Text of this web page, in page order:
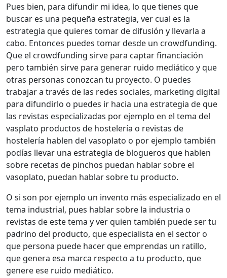
Pues bien, para difundir mi idea, lo que tienes que
buscar es una pequeña estrategia, ver cual es la
estrategia que quieres tomar de difusión y llevarla a
cabo. Entonces puedes tomar desde un crowdfunding.
Que el crowdfunding sirve para captar financiación
pero también sirve para generar ruido mediático y que
otras personas conozcan tu proyecto. O puedes
trabajar a través de las redes sociales, marketing digital
para difundirlo o puedes ir hacia una estrategia de que
las revistas especializadas por ejemplo en el tema del
vasplato productos de hostelería o revistas de
hostelería hablen del vasoplato o por ejemplo también
podías llevar una estrategia de blogueros que hablen
sobre recetas de pinchos puedan hablar sobre el
vasoplato, puedan hablar sobre tu producto.
O si son por ejemplo un invento más especializado en el
tema industrial, pues hablar sobre la industria o
revistas de este tema y ver quien también puede ser tu
padrino del producto, que especialista en el sector o
que persona puede hacer que emprendas un ratillo,
que genera esa marca respecto a tu producto, que
genere ese ruido mediático.